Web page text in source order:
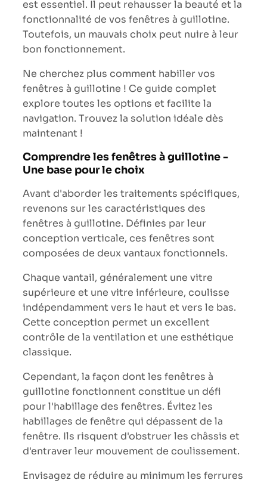
est essentiel. Il peut rehausser la beauté et la
fonctionnalité de vos fenêtres à guillotine.
Toutefois, un mauvais choix peut nuire à leur
bon fonctionnement.
Ne cherchez plus comment habiller vos
fenêtres à guillotine ! Ce guide complet
explore toutes les options et facilite la
navigation. Trouvez la solution idéale dès
maintenant !
Comprendre les fenêtres à guillotine -
Une base pour le choix
Avant d'aborder les traitements spécifiques,
revenons sur les caractéristiques des
fenêtres à guillotine. Définies par leur
conception verticale, ces fenêtres sont
composées de deux vantaux fonctionnels.
Chaque vantail, généralement une vitre
supérieure et une vitre inférieure, coulisse
indépendamment vers le haut et vers le bas.
Cette conception permet un excellent
contrôle de la ventilation et une esthétique
classique.
Cependant, la façon dont les fenêtres à
guillotine fonctionnent constitue un défi
pour l'habillage des fenêtres. Évitez les
habillages de fenêtre qui dépassent de la
fenêtre. Ils risquent d'obstruer les châssis et
d'entraver leur mouvement de coulissement.
Envisagez de réduire au minimum les ferrures